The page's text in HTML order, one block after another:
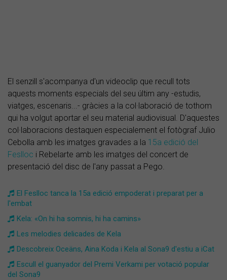
El senzill s'acompanya d'un videoclip que recull tots
aquests moments especials del seu últim any -estudis,
viatges, escenaris...- gràcies a la col·laboració de tothom
qui ha volgut aportar el seu material audiovisual. D'aquestes
col·laboracions destaquen especialement el fotògraf Julio
Cebolla amb les imatges gravades a la 15a edició del
Feslloc i Rebelarte amb les imatges del concert de
presentació del disc de l'any passat a Pego.
El Feslloc tanca la 15a edició empoderat i preparat per a
l'embat
Kela: «On hi ha somnis, hi ha camins»
Les melodies delicades de Kela
Descobreix Oceäns, Aina Koda i Kela al Sona9 d'estiu a iCat
Escull el guanyador del Premi Verkami per votació popular
del Sona9